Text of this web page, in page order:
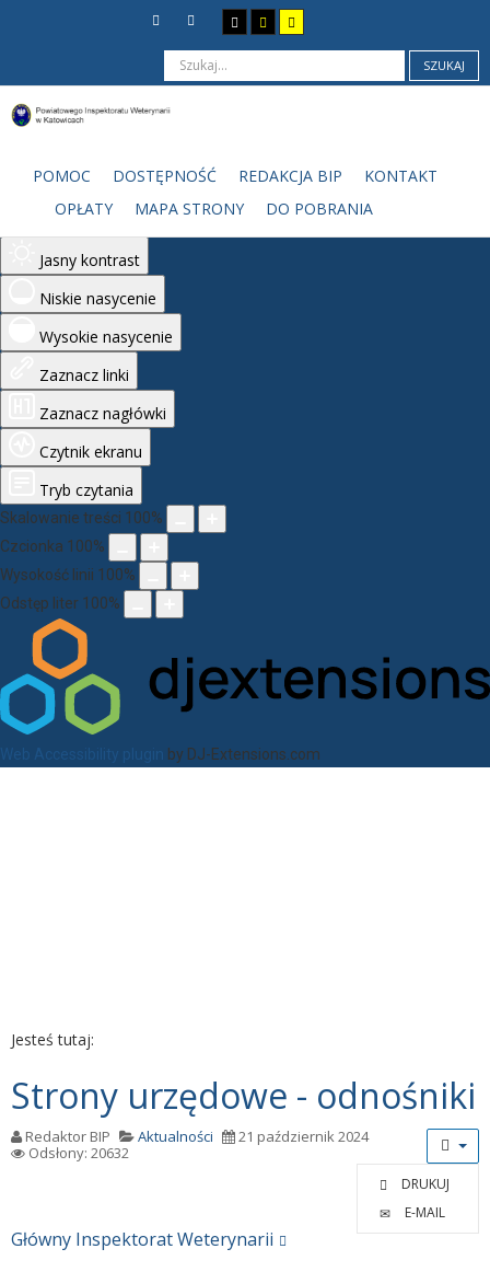
Monochromatyczny
Ciemny kontrast
Jasny kontrast
Niskie nasycenie
Wysokie nasycenie
Zaznacz linki
Zaznacz nagłówki
Czytnik ekranu
Tryb czytania
Skalowanie treści 100%
Czcionka 100%
Wysokość linii 100%
Odstęp liter 100%
Web Accessibility plugin by DJ-Extensions.com
SZUKAJ
POMOC DOSTĘPNOŚĆ REDAKCJA BIP
KONTAKT
OPŁATY
MAPA STRONY DO POBRANIA
Jesteś tutaj:
Strony urzędowe - odnośniki
DRUKUJ
E-MAIL
Redaktor BIP Aktualności
21 październik 2024
Odsłony: 20632
Główny Inspektorat Weterynarii